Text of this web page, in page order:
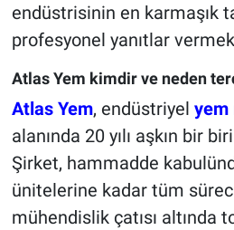
endüstrisinin en karmaşık
profesyonel yanıtlar
Atlas Yem kimdir ve neden
Atlas Yem, endüstriyel yem
alanında 20 yılı aşkın bir
Şirket, hammadde
ünitelerine kadar tüm
mühendislik çatısı altında